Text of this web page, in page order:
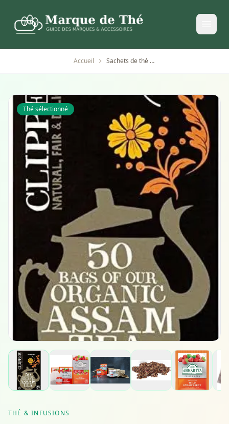
Accueil Sachets de thé assam bio équitable Clipper x50
Thé sélectionné
THÉ & INFUSIONS